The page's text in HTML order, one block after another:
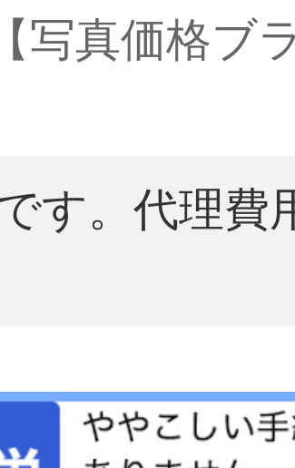
写真価格ブ
す。代理費